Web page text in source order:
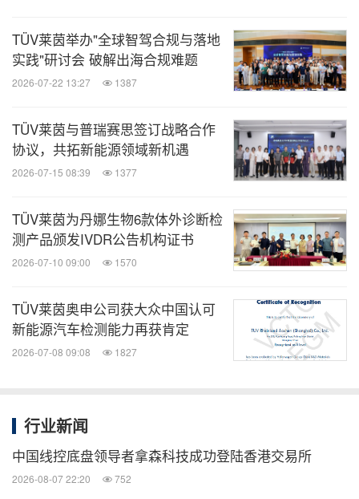
消息来源：德国莱茵TUV大中华区
微信公众号“全球旅报”发布最新的全球旅游产
业、OTA(在线旅游)、航空公司、飞机制造、
酒店行业最新动态。扫描二维码，立即订
关键词：汽车
运输业
TÜV莱茵举办"全球智驾合规与落地
实践"研讨会 破解出海合规难题
2026-07-22 13:27 1387
TÜV莱茵与普瑞赛思签订战略合作
协议，共拓新能源领域新机遇
2026-07-15 08:39 1377
TÜV莱茵为丹娜生物6款体外诊断检
测产品颁发IVDR公告机构证书
2026-07-10 09:00 1570
TÜV莱茵奥申公司获大众中国认可
新能源汽车检测能力再获肯定
2026-07-08 09:08 1827
行业新闻
中国线控底盘领导者拿森科技成功登陆香港交易所
2026-08-07 22:20 752